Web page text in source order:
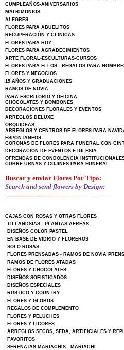
CUMPLEAÑOS-ANIVERSARIOS
MATRIMONIOS
ALEGRES
FLORES PARA ABUELITOS
RECUPERACIÓN Y CLINICAS
FLORES PARA HOY
FLORES PARA AGRADECIMIENTOS
ARTE FLORAL-ESCULTURAS-CURSOS
FLORES PARA ELLOS - REGALOS PARA
FLORES Y NEGOCIOS
15 AÑOS Y GRADUACIONES
RAMOS DE NOVIA
PARA ESCRITORIO Y OFICINA
CHOCOLATES Y BOMBONES
DECORACIONES FLORALES Y EVENTOS
ARREGLOS DELUXE
ORQUIDEAS
ARREGLOS Y CENTROS DE FLORES PARA
ESPONTANEOS
CORONAS DE FLORES PARA FUNERAL CON
DECORACION DE EVENTOS E IGLESIA
OFRENDAS DE CONDOLENCIA
CUBRE URNAS Y COJINES PARA FUNERAL
Buscar y enviar Flores Por Tipo:
Search and send flowers by Design:
CAJAS CON ROSAS Y OTRAS FLORES
TILLANDSIAS - PLANTAS AEREAS
DISEÑOS COLOR PASTEL
EN BASE DE VIDRIO Y FLOREROS
SOLO ROSAS
FLORES PRENSADAS - RAMOS DE NOVIA
RAMOS DE FLORES ATADAS
FLORES Y CHOCOLATES
DISEÑOS SOFISTICADOS
DISEÑOS ESPECIALES
RUSTICO Y COUNTRY
FLORES Y GLOBOS
REGALOS DE COMPLEMENTO
FLORES Y PELUCHES
FLORES Y LICORES
ARREGLOS SECOS, SEDA, ARTIFICIALES Y
FAVORITOS
SERENATAS MARIACHIS - MARIACHI